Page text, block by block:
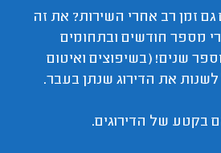
זמן רב אחרי השירות? את זה
מספר חודשים ובתחומים
שנים! (בשיפוצים ואיטום
את הדירוג שנתן בעבר.
בקטע של הדירוגים.